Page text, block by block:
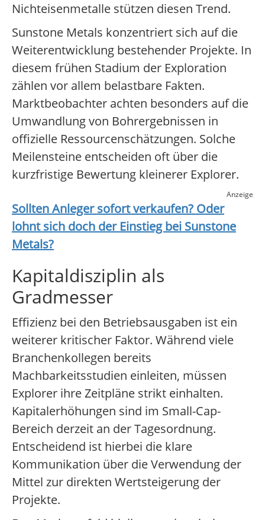
Nichteisenmetalle stützen diesen Trend.
Sunstone Metals konzentriert sich auf die
Weiterentwicklung bestehender Projekte. In
diesem frühen Stadium der Exploration
zählen vor allem belastbare Fakten.
Marktbeobachter achten besonders auf die
Umwandlung von Bohrergebnissen in
offizielle Ressourcenschätzungen. Solche
Meilensteine entscheiden oft über die
kurzfristige Bewertung kleinerer Explorer.
Anzeige
Sollten Anleger sofort verkaufen? Oder
lohnt sich doch der Einstieg bei Sunstone
Metals?
Kapitaldisziplin als
Gradmesser
Effizienz bei den Betriebsausgaben ist ein
weiterer kritischer Faktor. Während viele
Branchenkollegen bereits
Machbarkeitsstudien einleiten, müssen
Explorer ihre Zeitpläne strikt einhalten.
Kapitalerhöhungen sind im Small-Cap-
Bereich derzeit an der Tagesordnung.
Entscheidend ist hierbei die klare
Kommunikation über die Verwendung der
Mittel zur direkten Wertsteigerung der
Projekte.